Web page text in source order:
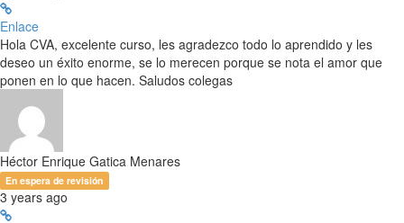
Enlace
Hola CVA, excelente curso, les agradezco todo lo aprendido y les
deseo un éxito enorme, se lo merecen porque se nota el amor que
ponen en lo que hacen. Saludos colegas
Héctor Enrique Gatica Menares
En espera de revisión
3 years ago